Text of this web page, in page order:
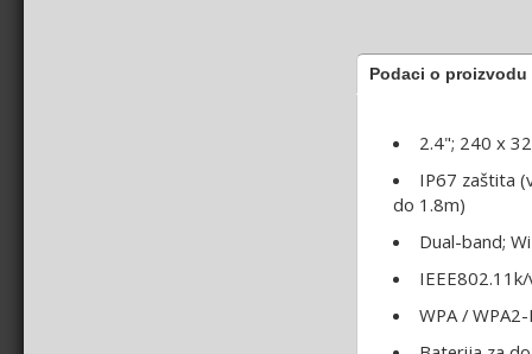
Podaci o proizvodu
2.4"; 240 x
IP67 zaštita
do 1.8m)
Dual-band;
WPA /